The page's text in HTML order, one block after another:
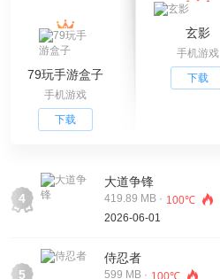
79玩手游盒子
手机游戏
下载
玄影
手机游戏
下载
4
大道争锋
419.89 MB · 100℃
2026-06-01
5
侍忍者
599 MB · 100℃